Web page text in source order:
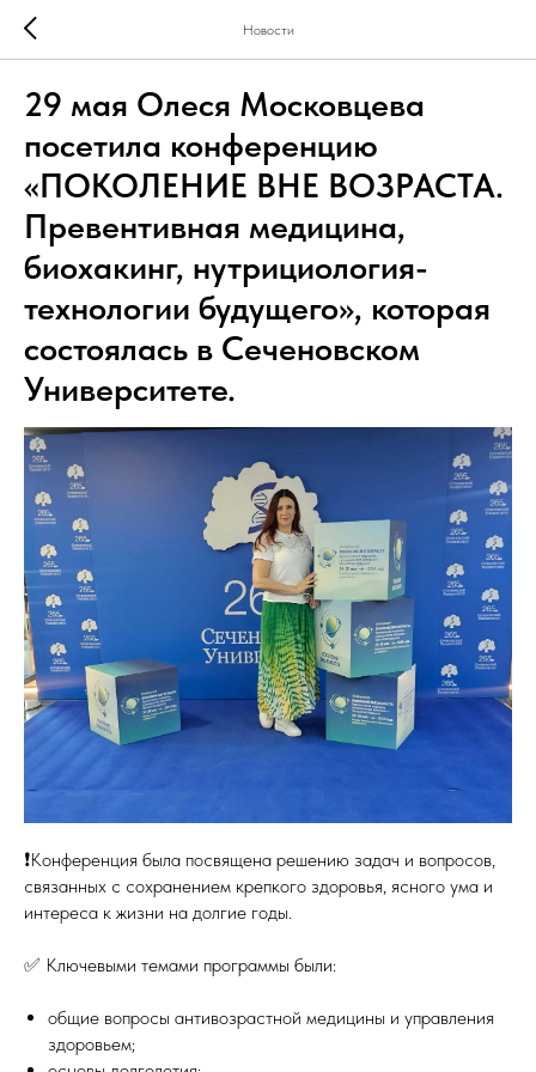
Новости
29 мая Олеся Московцева
посетила конференцию
«ПОКОЛЕНИЕ ВНЕ ВОЗРАСТА.
Превентивная медицина,
биохакинг, нутрициология-
технологии будущего», которая
состоялась в Сеченовском
Университете.
❗️Конференция была посвящена решению задач и вопросов,
связанных с сохранением крепкого здоровья, ясного ума и
интереса к жизни на долгие годы.
✅ Ключевыми темами программы были:
общие вопросы антивозрастной медицины и управления
здоровьем;